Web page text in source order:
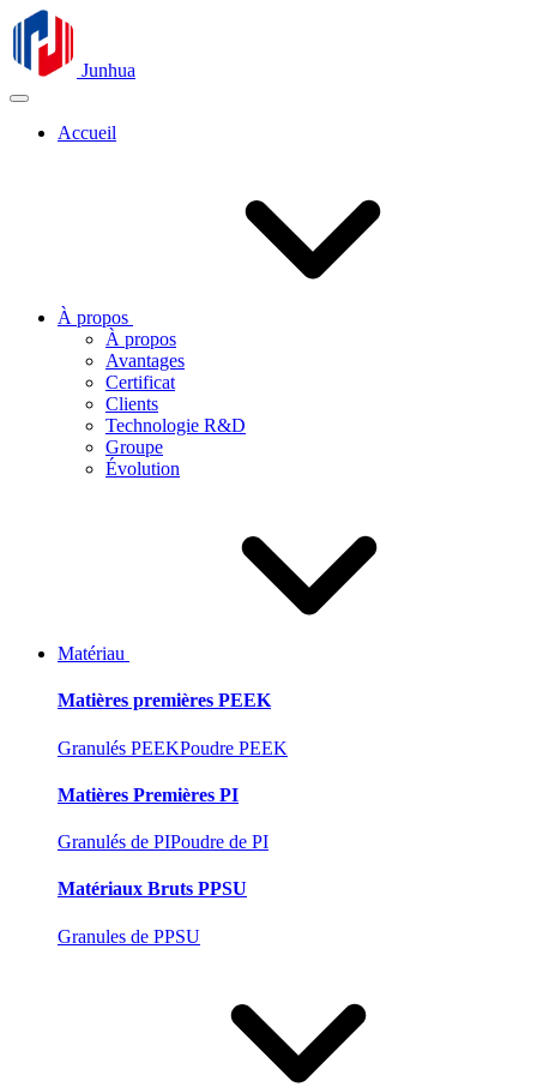
Junhua
Accueil
À propos
À propos
Avantages
Certificat
Clients
Technologie R&D
Groupe
Évolution
Matériau
Matières premières PEEK
Granulés PEEKPoudre PEEK
Matières Premières PI
Granulés de PIPoudre de PI
Matériaux Bruts PPSU
Granules de PPSU